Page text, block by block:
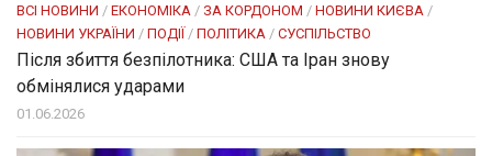
ВСІ НОВИНИ / ЕКОНОМІКА / ЗА КОРДОНОМ / НОВИНИ КИЄВА /
НОВИНИ УКРАЇНИ / ПОДІЇ/ ПОЛІТИКА / СУСПІЛЬСТВО
Після збиття безпілотника: США та Іран знову
обмінялися ударами
01.06.2026